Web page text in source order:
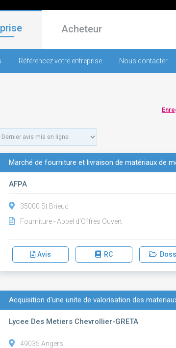
Acheteur
Référencez votre entreprise Nous contacter
Marché de fourniture et livraison de matériaux de
AFPA
35000 St Brieuc
Fourniture - Appel d'Offres Ouvert
Avis RC
Acquisition d'une unite de valorisation des
Lycee Des Metiers Chevrollier-GRETA
49035 Angers